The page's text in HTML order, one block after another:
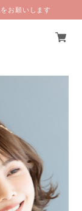
お願いします